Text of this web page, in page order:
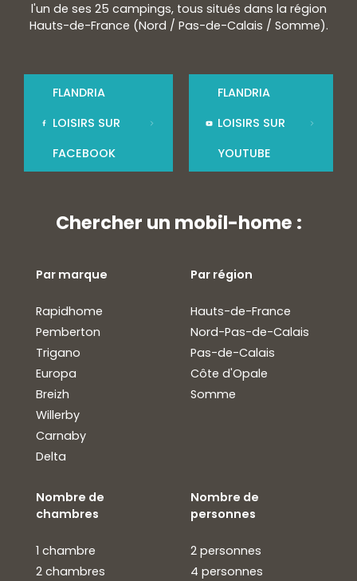
l'un de ses 25 campings, tous situés dans la région
Hauts-de-France (Nord / Pas-de-Calais / Somme).
FLANDRIA
LOISIRS SUR
FACEBOOK
FLANDRIA
LOISIRS SUR
YOUTUBE
Chercher un mobil-home :
Par marque
Rapidhome
Pemberton
Trigano
Europa
Breizh
Willerby
Carnaby
Delta
Par région
Hauts-de-France
Nord-Pas-de-Calais
Pas-de-Calais
Côte d'Opale
Somme
Nombre de
chambres
1 chambre
2 chambres
Nombre de
personnes
2 personnes
4 personnes